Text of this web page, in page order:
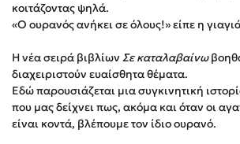
Φυστίκι ΠουΚυλάει
El Sombrero
Στέφανος Ξενάκης
Sebastian Fitzek
Freida McFadden
κοιτάζοντας ψηλά.
«Ο ουρανός ανήκει σε όλους!» είπε η
Η νέα σειρά βιβλίων Σε καταλαβαίνω
διαχειριστούν ευαίσθητα θέματα.
Εδώ παρουσιάζεται μια συγκινητική
που μας δείχνει πως, ακόμα και όταν οι
είναι κοντά, βλέπουμε τον ίδιο ουρανό.